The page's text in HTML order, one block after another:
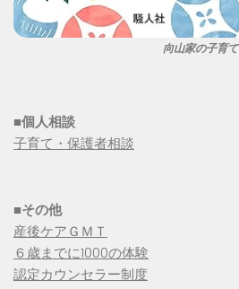
向山家の子育て
■個人相談
子育て・保護者相談
■その他
産後ケアＧＭＴ
６歳までに1000の体験
認定カウンセラー制度